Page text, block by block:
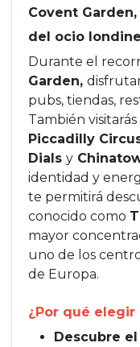
Covent
del ocio
Durante el
Garden,
pubs, tiendas,
También
Piccadilly
Dials y
identidad y
te permitirá
conocido como
mayor
uno de los
de Europa.
¿Por qué elegir
Descubre